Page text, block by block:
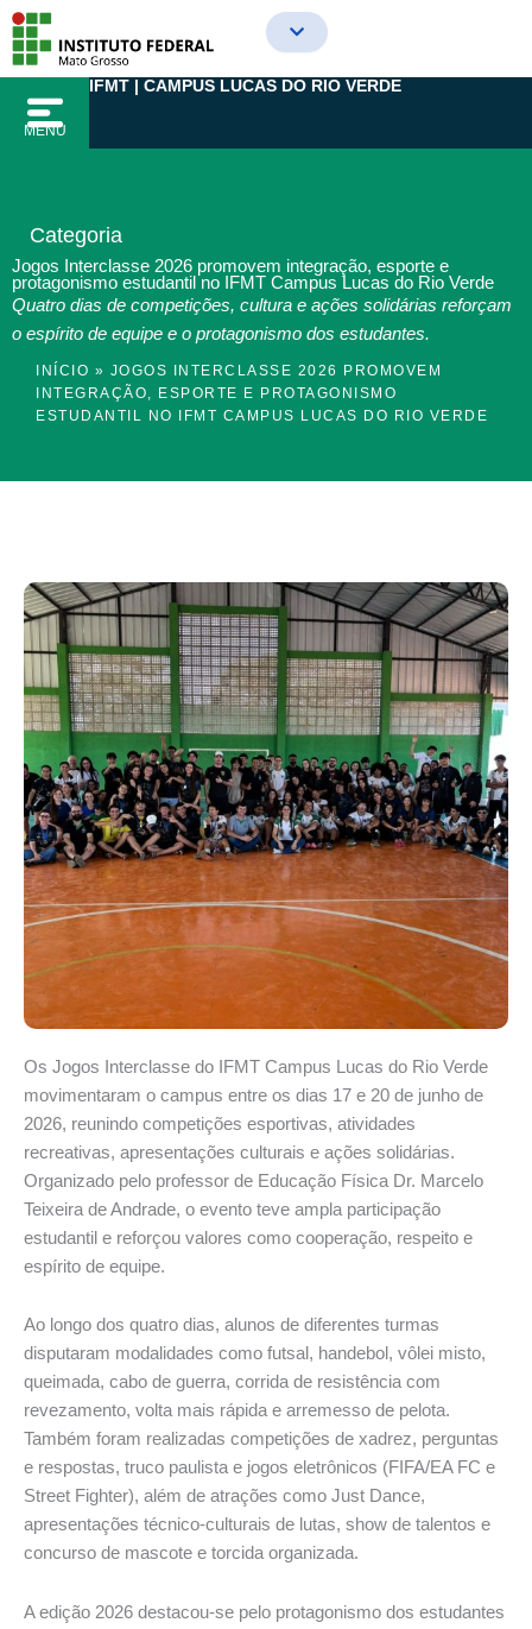
para
conteúdo
MENU
IFMT | CAMPUS LUCAS DO RIO VERDE
Categoria
Jogos Interclasse 2026 promovem integração, esporte e
protagonismo estudantil no IFMT Campus Lucas do Rio Verde
Quatro dias de competições, cultura e ações solidárias reforçam
o espírito de equipe e o protagonismo dos estudantes.
INÍCIO » JOGOS INTERCLASSE 2026 PROMOVEM
INTEGRAÇÃO, ESPORTE E PROTAGONISMO
ESTUDANTIL NO IFMT CAMPUS LUCAS DO RIO VERDE
Os Jogos Interclasse do IFMT Campus Lucas do Rio Verde
movimentaram o campus entre os dias 17 e 20 de junho de
2026, reunindo competições esportivas, atividades
recreativas, apresentações culturais e ações solidárias.
Organizado pelo professor de Educação Física Dr. Marcelo
Teixeira de Andrade, o evento teve ampla participação
estudantil e reforçou valores como cooperação, respeito e
espírito de equipe.
Ao longo dos quatro dias, alunos de diferentes turmas
disputaram modalidades como futsal, handebol, vôlei misto,
queimada, cabo de guerra, corrida de resistência com
revezamento, volta mais rápida e arremesso de pelota.
Também foram realizadas competições de xadrez, perguntas
e respostas, truco paulista e jogos eletrônicos (FIFA/EA FC e
Street Fighter), além de atrações como Just Dance,
apresentações técnico-culturais de lutas, show de talentos e
concurso de mascote e torcida organizada.
A edição 2026 destacou-se pelo protagonismo dos estudantes